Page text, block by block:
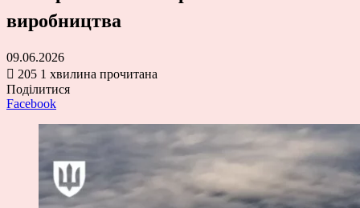
виробництва
09.06.2026
205 1 хвилина прочитана
Поділитися
Facebook